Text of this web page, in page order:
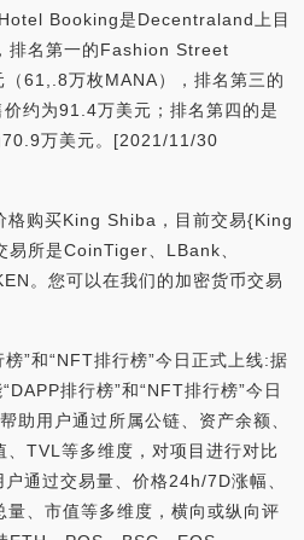
Booking是Decentraland上目
排名第一的Fashion Street
61,.8万枚MANA），排名第三的
约为91.4万美元；排名第四的是
万美元。[2021/11/30
格购买King Shiba，目前交易{King
所是CoinTiger、LBank、
。您可以在我们的加密货币交易
”和“NFT排行榜”今日正式上线:据
排行榜”和“NFT排行榜”今日
助用户通过所属公链、资产余额、
、TVL等多维度，对项目进行对比
通过交易量、价格24h/7D涨幅、
、市值等多维度，横向或纵向评